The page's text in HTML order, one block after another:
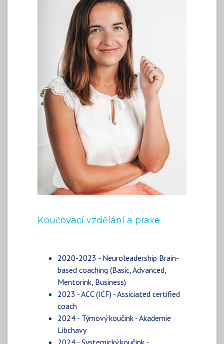
Koučovací vzdělání a praxe
2020-2023 - Neuroleadership Brain-
based coaching (Basic, Advanced,
Mentorink, Business)
2023 - ACC (ICF) - Assiciated certified
coach
2024 - Týmový koučink - Akademie
Libchavy